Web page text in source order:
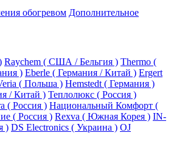
обогревом Дополнительное
Raychem ( США / Бельгия ) Thermo (
) Eberle ( Германия / Китай ) Ergert
( Польша ) Hemstedt ( Германия )
/ Китай ) Теплолюкс ( Россия )
( Россия ) Национальный Комфорт (
( Россия ) Rexva ( Южная Корея ) IN-
) DS Electronics ( Украина ) OJ